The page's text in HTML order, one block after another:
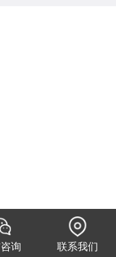
询 联系我们